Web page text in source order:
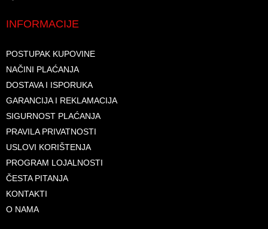
INFORMACIJE
POSTUPAK KUPOVINE
NAČINI PLAĆANJA
DOSTAVA I ISPORUKA
GARANCIJA I REKLAMACIJA
SIGURNOST PLAĆANJA
PRAVILA PRIVATNOSTI
USLOVI KORIŠTENJA
PROGRAM LOJALNOSTI
ČESTA PITANJA
KONTAKTI
O NAMA